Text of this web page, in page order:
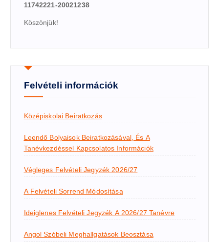
11742221-20021238
Köszönjük!
Felvételi információk
Középiskolai Beiratkozás
Leendő Bolyaisok Beiratkozásával, És A
Tanévkezdéssel Kapcsolatos Információk
Végleges Felvételi Jegyzék 2026/27
A Felvételi Sorrend Módosítása
Ideiglenes Felvételi Jegyzék A 2026/27 Tanévre
Angol Szóbeli Meghallgatások Beosztása